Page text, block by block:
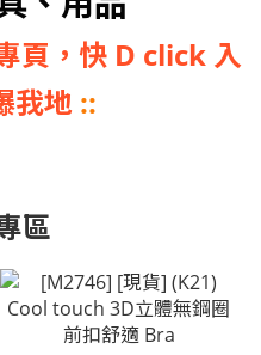
頁，快 D click 入
我地 ::
區